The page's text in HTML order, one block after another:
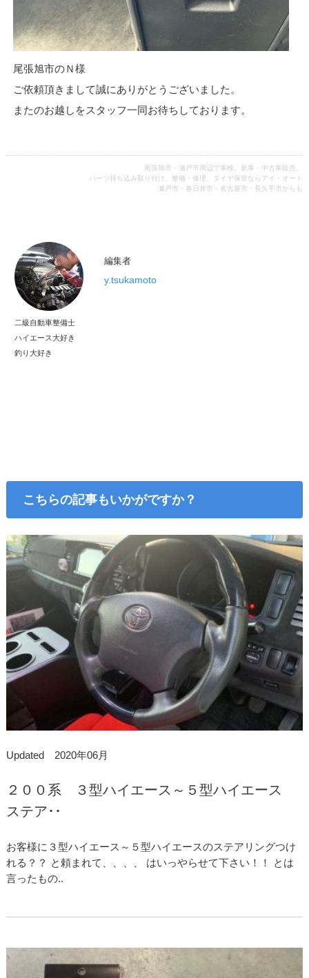
尾張旭市のＮ様
ご依頼頂きまして誠にありがとうございました。
またのお越しをスタッフ一同お待ちしております。
尾張旭市・瀬戸市周辺で車検、新車・中古車販売、
パーツ持ち込み取り付け、整備・修理、タイヤ保管ならアイ・オート
瀬戸市・春日井市・名古屋市・長久手市からも
編集者
y.tsukamoto
二級自動車整備士
ハイエース大好き
釣り大好き
こちらの記事もいかがですか？
Updated 2020年06月
２００系 ３型ハイエース～５型ハイエース
ステア･･
お客様に３型ハイエース～５型ハイエースのステアリングつけ
れる？？ と頼まれて、、、、 はいっやらせて下さい！！ とは
言ったもの..